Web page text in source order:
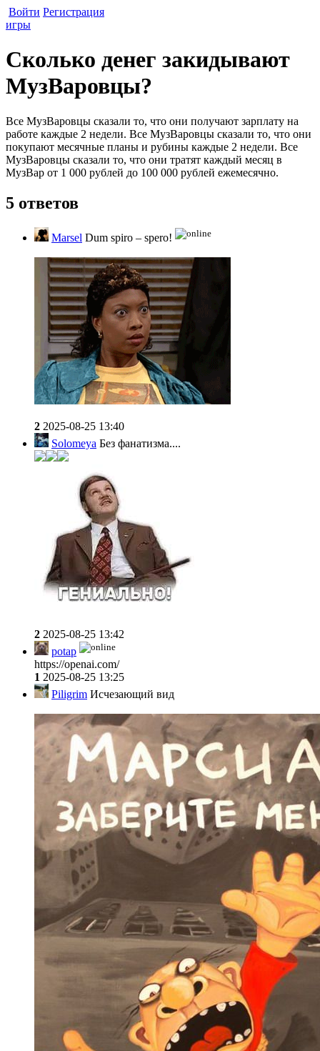
Войти Регистрация
игры
Сколько денег закидывают
МузВаровцы?
Все МузВаровцы сказали то, что они получают зарплату на
работе каждые 2 недели. Все МузВаровцы сказали то, что они
покупают месячные планы и рубины каждые 2 недели. Все
МузВаровцы сказали то, что они тратят каждый месяц в
МузВар от 1 000 рублей до 100 000 рублей ежемесячно.
5 ответов
Marsel Dum spiro – spero!
2 2025-08-25 13:40
Solomeya Без фанатизма....
2 2025-08-25 13:42
potap
https://openai.com/
1 2025-08-25 13:25
Piligrim Исчезающий вид